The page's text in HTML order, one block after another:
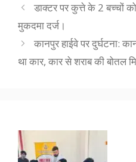
डाक्टर पर कुत्ते के 2 बच्चों
मुकदमा दर्ज।
कानपुर हाईवे पर दुर्घटना:
था कार, कार से शराब की बोतल